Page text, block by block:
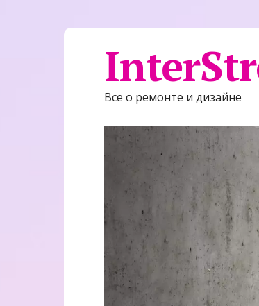
Все о ремонте и дизайне